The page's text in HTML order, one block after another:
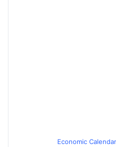
Economic Calendar